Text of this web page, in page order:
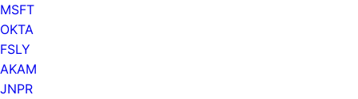
MSFT
OKTA
FSLY
AKAM
JNPR